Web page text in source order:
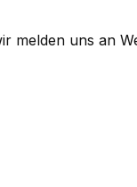
melden uns an